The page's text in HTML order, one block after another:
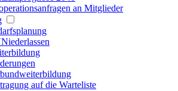
an Mitglieder
auf die Warteliste